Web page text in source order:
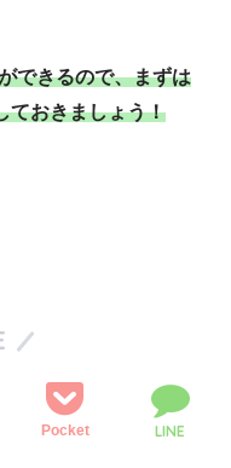
できるので、まずは
ておきましょう！
Pocket LINE